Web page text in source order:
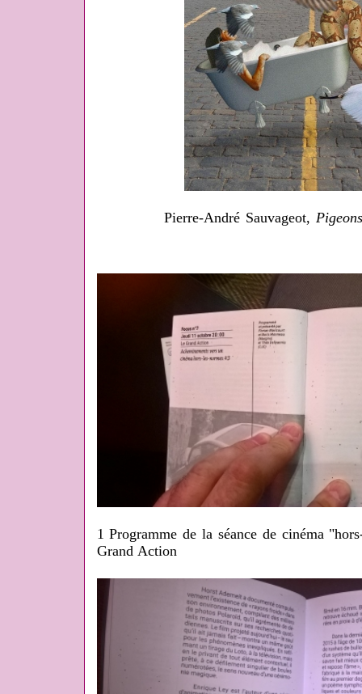
Pierre-André Sauvageot,
1 Programme de la séance de cinéma
Grand Action